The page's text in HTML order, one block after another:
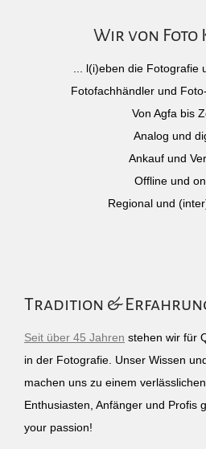
Wir von Foto
... l(i)eben die Fotografie
Fotofachhändler und
Von Agfa bis
Analog und
Ankauf und
Offline und
Regional und
Tradition &
Seit über 45 Jahren stehen wir für
in der Fotografie. Unser Wissen
machen uns zu einem
Enthusiasten, Anfänger und Profis
your passion!